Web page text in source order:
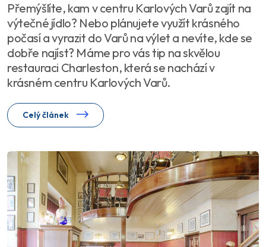
Přemýšlíte, kam v centru Karlových Varů zajít na
výtečné jídlo? Nebo plánujete využít krásného
počasí a vyrazit do Varů na výlet a nevíte, kde se
dobře najíst? Máme pro vás tip na skvělou
restauraci Charleston, která se nachází v
krásném centru Karlových Varů.
Celý článek